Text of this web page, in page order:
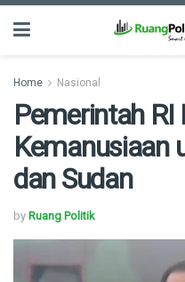
Home Nasional
Pemerintah
Kemanusiaan
dan Sudan
by Ruang Politik